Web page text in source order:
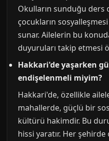
Okulların sunduğu ders
çocukların
sunar. Ailelerin bu
duyuruları takip etmesi
Hakkari'de yaşarken
endişelenmeli miyim?
Hakkari'de, özellikle
mahallerde, güçlü bir
kültürü hakimdir. Bu
hissi yaratır. Her